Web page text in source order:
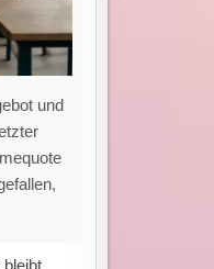
Institut
eine
von